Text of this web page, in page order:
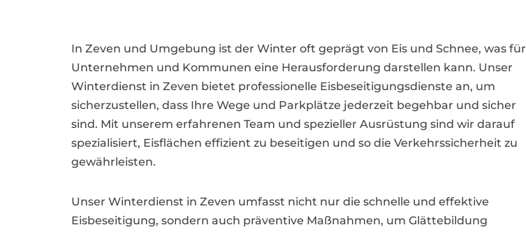
In Zeven und Umgebung ist der Winter oft geprägt von Eis und Schnee, was für
Unternehmen und Kommunen eine Herausforderung darstellen kann. Unser
Winterdienst in Zeven bietet professionelle Eisbeseitigungsdienste an, um
sicherzustellen, dass Ihre Wege und Parkplätze jederzeit begehbar und sicher
sind. Mit unserem erfahrenen Team und spezieller Ausrüstung sind wir darauf
spezialisiert, Eisflächen effizient zu beseitigen und so die Verkehrssicherheit zu
gewährleisten.
Unser Winterdienst in Zeven umfasst nicht nur die schnelle und effektive
Eisbeseitigung, sondern auch präventive Maßnahmen, um Glättebildung